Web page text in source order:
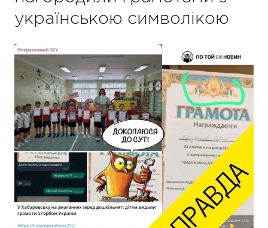
українською символікою